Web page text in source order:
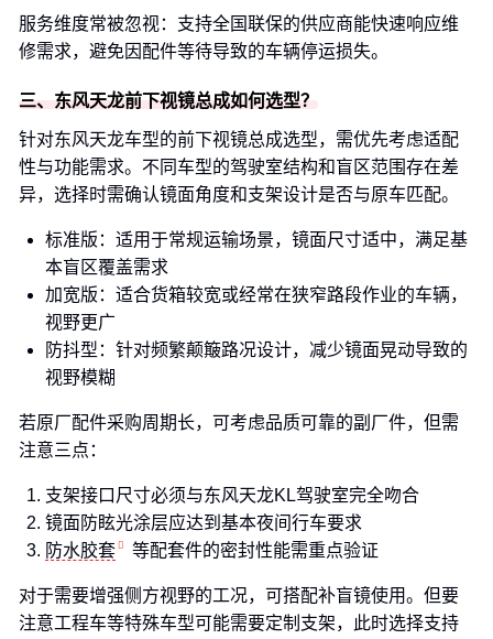
服务维度常被忽视：支持全国联保的供应商能快速响应维
修需求，避免因配件等待导致的车辆停运损失。
三、东风天龙前下视镜总成如何选型？
针对东风天龙车型的前下视镜总成选型，需优先考虑适配
性与功能需求。不同车型的驾驶室结构和盲区范围存在差
异，选择时需确认镜面角度和支架设计是否与原车匹配。
标准版：适用于常规运输场景，镜面尺寸适中，满足基
本盲区覆盖需求
加宽版：适合货箱较宽或经常在狭窄路段作业的车辆，
视野更广
防抖型：针对频繁颠簸路况设计，减少镜面晃动导致的
视野模糊
若原厂配件采购周期长，可考虑品质可靠的副厂件，但需
注意三点：
支架接口尺寸必须与东风天龙KL驾驶室完全吻合
镜面防眩光涂层应达到基本夜间行车要求
防水胶套
等配套件的密封性能需重点验证
对于需要增强侧方视野的工况，可搭配补盲镜使用。但要
注意工程车等特殊车型可能需要定制支架，此时选择支持